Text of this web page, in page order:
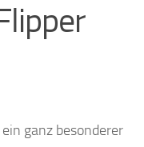
ganz besonderer